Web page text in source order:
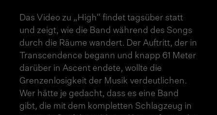
Das Video zu „High“ findet tagsüber statt
und zeigt, wie die Band während des Songs
durch die Räume wandert. Der Auftritt, der in
Transcendence begann und knapp 61 Meter
darüber in Ascent endete, wollte die
Grenzenlosigkeit der Musik verdeutlichen.
Wer hätte je gedacht, dass es eine Band
gibt, die mit dem kompletten Schlagzeug in